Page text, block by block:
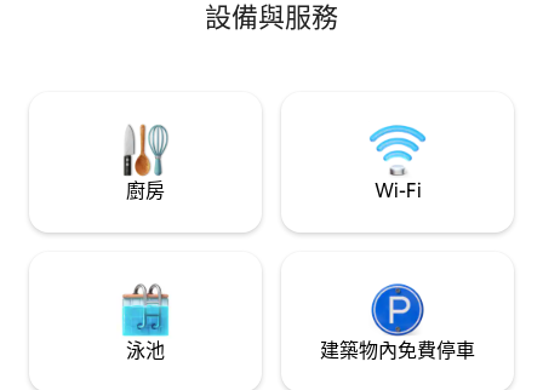
館、探索科學中心、兒童博物館、Tiguex
公園、印第安普韋布洛文化中心、植物
設備與服務
廚房 Wi-Fi
泳池 建築物內免費停車